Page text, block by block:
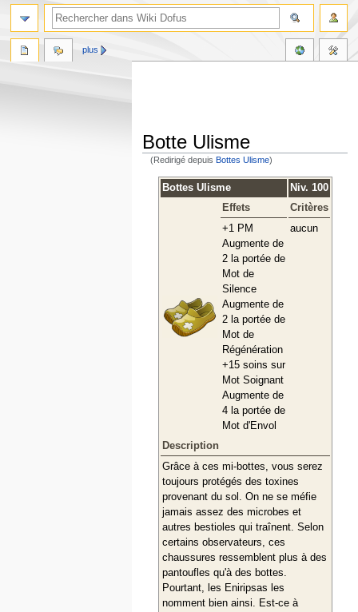
Botte Ulisme
(Redirigé depuisBottes Ulisme)
Bottes Ulisme
Niv. 100
Effets
Critères
+1 PM
Augmente de
2 la portée de
Mot de
Silence
Augmente de
2 la portée de
Mot de
Régénération
+15 soins sur
Mot Soignant
Augmente de
4 la portée de
Mot d'Envol
aucun
Description
Grâce à ces mi-bottes, vous serez
toujours protégés des toxines
provenant du sol. On ne se méfie
jamais assez des microbes et
autres bestioles qui traînent. Selon
certains observateurs, ces
chaussures ressemblent plus à des
pantoufles qu'à des bottes.
Pourtant, les Eniripsas les
nomment bien ainsi. Est-ce à
plus